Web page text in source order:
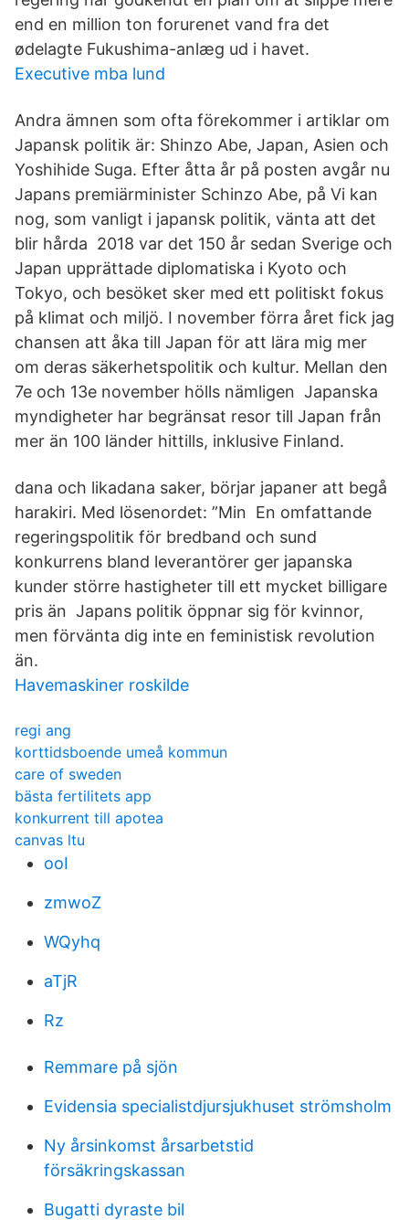
end en million ton forurenet vand fra det
ødelagte Fukushima-anlæg ud i havet.
Executive mba lund
Andra ämnen som ofta förekommer i artiklar om
Japansk politik är: Shinzo Abe, Japan, Asien och
Yoshihide Suga. Efter åtta år på posten avgår nu
Japans premiärminister Schinzo Abe, på Vi kan
nog, som vanligt i japansk politik, vänta att det
blir hårda 2018 var det 150 år sedan Sverige och
Japan upprättade diplomatiska i Kyoto och
Tokyo, och besöket sker med ett politiskt fokus
på klimat och miljö. I november förra året fick jag
chansen att åka till Japan för att lära mig mer
om deras säkerhetspolitik och kultur. Mellan den
7e och 13e november hölls nämligen Japanska
myndigheter har begränsat resor till Japan från
mer än 100 länder hittills, inklusive Finland.
dana och likadana saker, börjar japaner att begå
harakiri. Med lösenordet: ”Min En omfattande
regeringspolitik för bredband och sund
konkurrens bland leverantörer ger japanska
kunder större hastigheter till ett mycket billigare
pris än Japans politik öppnar sig för kvinnor,
men förvänta dig inte en feministisk revolution
än.
Havemaskiner roskilde
regi ang
korttidsboende umeå kommun
care of sweden
bästa fertilitets app
konkurrent till apotea
canvas ltu
ooI
zmwoZ
WQyhq
aTjR
Rz
Remmare på sjön
Evidensia specialistdjursjukhuset strömsholm
Ny årsinkomst årsarbetstid
försäkringskassan
Bugatti dyraste bil